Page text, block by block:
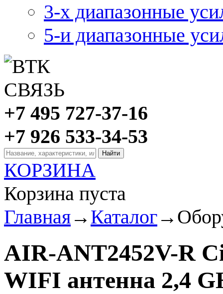
3-х диапазонные
5-и диапазонные
+7 495 727-37-16
+7 926 533-34-53
КОРЗИНА
Корзина пуста
Главная→ Каталог→
AIR-ANT2452V-R
WIFI антенна 2,4